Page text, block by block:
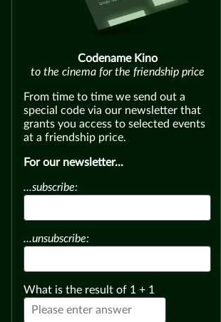
Codename Kino
to the cinema for the friendship price
From time to time we send out a
special code via our newsletter that
grants you access to selected events
at a friendship price.
For our newsletter...
...subscribe:
...unsubscribe:
What is the result of 1 + 1